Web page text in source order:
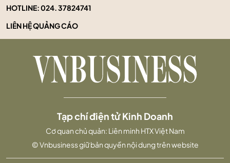
HOTLINE:024. 37824741
LIÊN HỆ QUẢNG CÁO
Tạp chí điện tử Kinh Doanh
Cơ quan chủ quản: Liên minh HTX Việt Nam
© Vnbusiness giữ bản quyền nội dung trên website